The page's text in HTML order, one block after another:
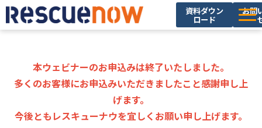
資料ダウン
ロード
お問
導入実績
セミナー・イベント
ブログ
本ウェビナーのお申込みは終了いたしました。
多くのお客様にお申込みいただきましたこと感謝申し上
げます。
今後ともレスキューナウを宜しくお願い申し上げます。